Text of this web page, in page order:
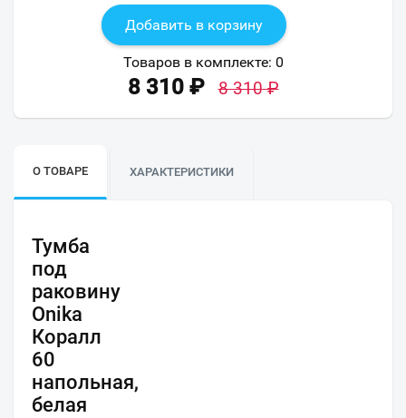
Добавить в корзину
Товаров в комплекте: 0
8 310₽ 8 310₽
О ТОВАРЕ ХАРАКТЕРИСТИКИ
Тумба
под
раковину
Onika
Коралл
60
напольная,
белая